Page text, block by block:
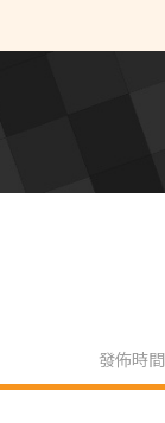
發佈時